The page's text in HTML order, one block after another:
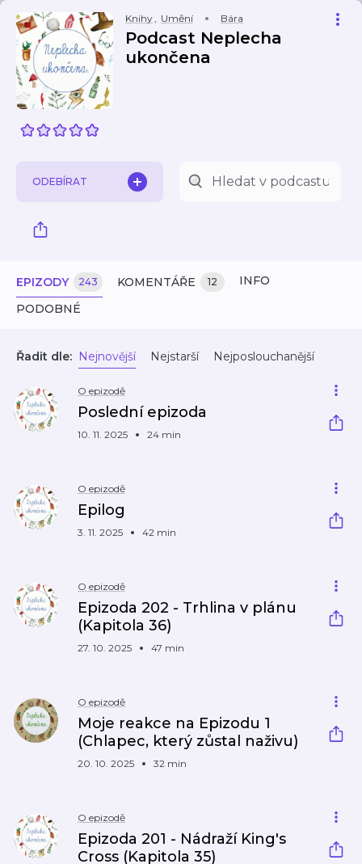
Knihy, Umění Bára
Podcast Neplecha
ukončena
ODEBÍRAT
EPIZODY 243 KOMENTÁŘE 12
INFO
PODOBNÉ
Řadit dle: Nejnovější Nejstarší Nejposlouchanější
O epizodě
Poslední epizoda
10. 11. 2025 24 min
O epizodě
Epilog
3. 11. 2025 42 min
O epizodě
Epizoda 202 - Trhlina v plánu
(Kapitola 36)
27. 10. 2025 47 min
O epizodě
Moje reakce na Epizodu 1
(Chlapec, který zůstal naživu)
20. 10. 2025 32 min
O epizodě
Epizoda 201 - Nádraží King's
Cross (Kapitola 35)